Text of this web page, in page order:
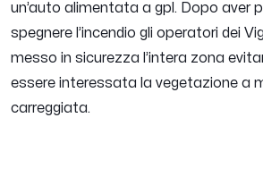
un’auto alimentata a gpl. Dopo aver
spegnere l’incendio gli operatori dei
messo in sicurezza l’intera zona
essere interessata la vegetazione a
carreggiata.